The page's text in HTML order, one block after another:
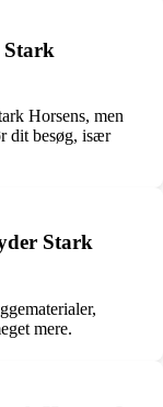
Stark
Horsens, men
dit besøg, især
Stark
mere.